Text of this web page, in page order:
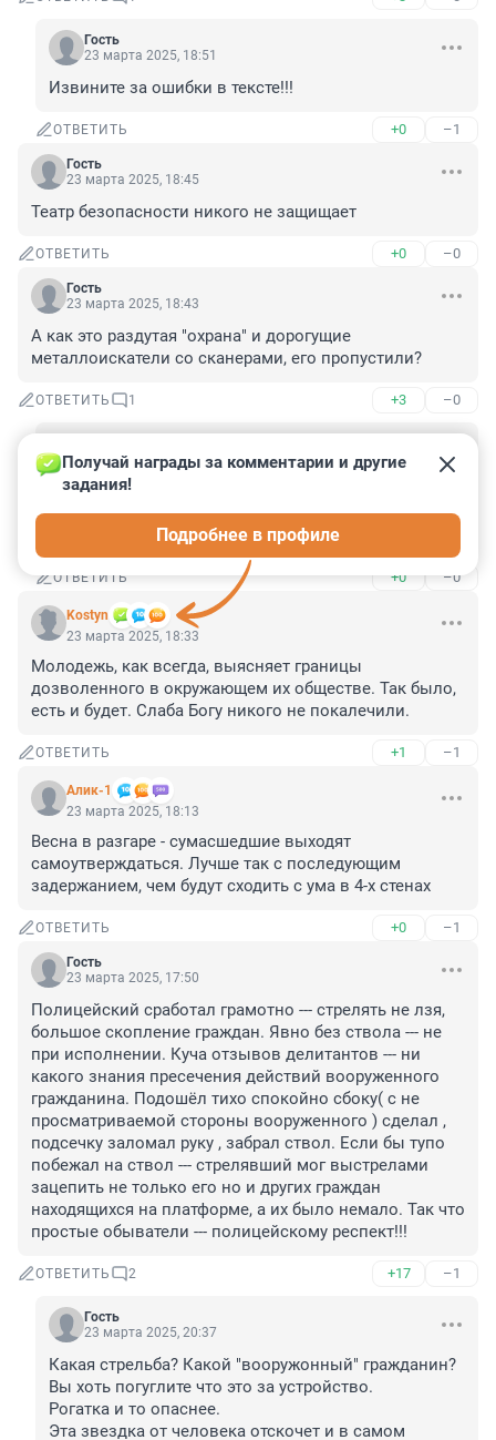
Гость
23 марта 2025, 18:51
Извините за ошибки в тексте!!!
ОТВЕТИТЬ +0 –1
Гость
23 марта 2025, 18:45
Театр безопасности никого не защищает
ОТВЕТИТЬ +0 –0
Гость
23 марта 2025, 18:43
А как это раздутая "охрана" и дорогущие
металлоискатели со сканерами, его пропустили?
ОТВЕТИТЬ 1 +3 –0
24 марта 2025, 01:40
Всех невозможно проверить, разве это не
очевидно? Тогда надо делать,как в аэропортах, а
это физически невозможно.
ОТВЕТИТЬ +0 –0
Kostyn
Получай награды за комментарии и другие
задания!
Подробнее в профиле
23 марта 2025, 18:33
Молодежь, как всегда, выясняет границы
дозволенного в окружающем их обществе. Так было,
есть и будет. Слаба Богу никого не покалечили.
ОТВЕТИТЬ +1 –1
Алик-1
23 марта 2025, 18:13
Весна в разгаре - сумасшедшие выходят
самоутверждаться. Лучше так с последующим
задержанием, чем будут сходить с ума в 4-х стенах
ОТВЕТИТЬ +0 –1
Гость
23 марта 2025, 17:50
Полицейский сработал грамотно --- стрелять не лзя,
большое скопление граждан. Явно без ствола --- не
при исполнении. Куча отзывов делитантов --- ни
какого знания пресечения действий вооруженного
гражданина. Подошёл тихо спокойно сбоку( с не
просматриваемой стороны вооруженного ) сделал ,
подсечку заломал руку , забрал ствол. Если бы тупо
побежал на ствол --- стрелявший мог выстрелами
зацепить не только его но и других граждан
находящихся на платформе, а их было немало. Так что
простые обыватели --- полицейскому респект!!!
ОТВЕТИТЬ 2 +17 –1
Гость
23 марта 2025, 20:37
Какая стрельба? Какой "вооружонный" гражданин?
Вы хоть погуглите что это за устройство.
Рогатка и то опаснее.
Эта звездка от человека отскочет и в самом